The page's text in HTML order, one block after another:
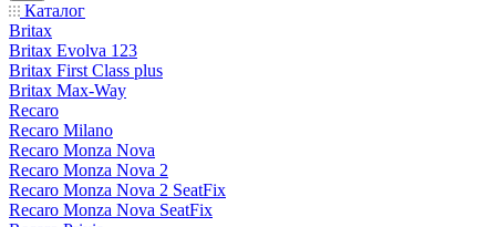
Каталог
Britax
Britax Evolva 123
Britax First Class plus
Britax Max-Way
Recaro
Recaro Milano
Recaro Monza Nova
Recaro Monza Nova 2
Recaro Monza Nova 2 SeatFix
Recaro Monza Nova SeatFix